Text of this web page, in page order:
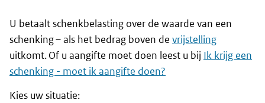
U betaalt schenkbelasting over de waarde van een
schenking – als het bedrag boven de vrijstelling
uitkomt. Of u aangifte moet doen leest u bij Ik krijg een
schenking - moet ik aangifte doen?
Kies uw situatie: